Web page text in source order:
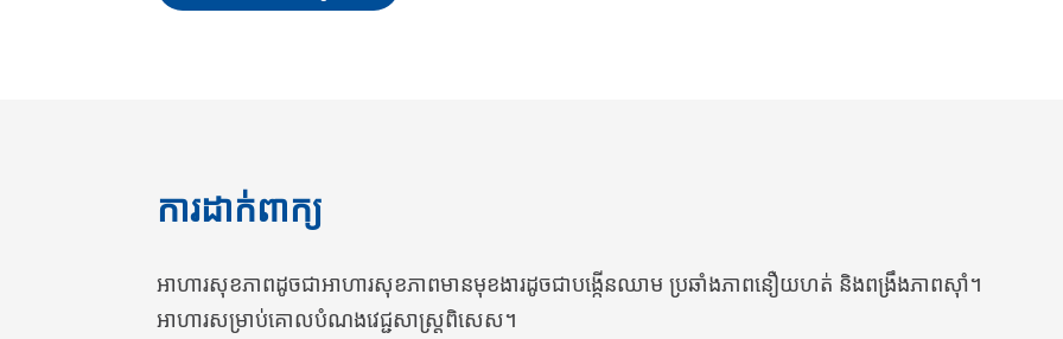
ការដាក់ពាក្យ
អាហារ​សុខភាព​ដូចជា​អាហារ​សុខភាព​មាន​មុខងារ​ដូច​ជា​បង្កើន​ឈាម ប្រឆាំង​ភាព​នឿយហត់ និង​ពង្រឹង​ភាពស៊ាំ។
អាហារសម្រាប់គោលបំណងវេជ្ជសាស្រ្តពិសេស។